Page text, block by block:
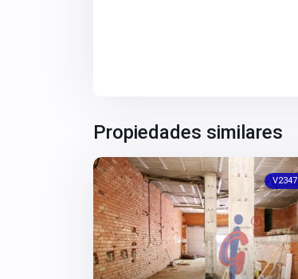
Propiedades similares
V2347